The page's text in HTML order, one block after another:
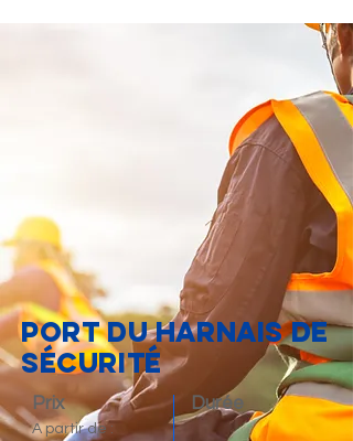
PORT DU HARNAIS DE
SÉCURITÉ
Prix Durée
A partir de :